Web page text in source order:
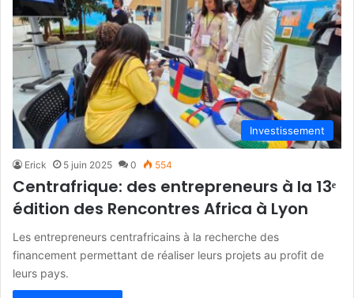
Investissement
Erick 5 juin 2025 0 554
Centrafrique: des entrepreneurs à la 13ᵉ
édition des Rencontres Africa à Lyon
Les entrepreneurs centrafricains à la recherche des
financement permettant de réaliser leurs projets au profit de
leurs pays.